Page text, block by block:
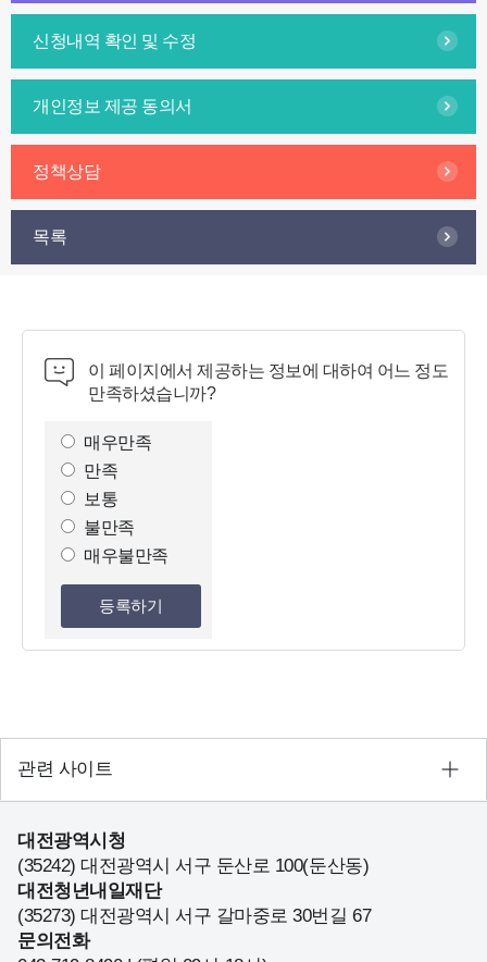
신청내역 확인 및 수정
개인정보 제공 동의서
정책상담
목록
이 페이지에서 제공하는 정보에 대하여 어느 정도
만족하셨습니까?
매우만족
만족
보통
불만족
매우불만족
등록하기
관련 사이트
대전광역시청
(35242) 대전광역시 서구 둔산로 100(둔산동)
대전청년내일재단
(35273) 대전광역시 서구 갈마중로 30번길 67
문의전화